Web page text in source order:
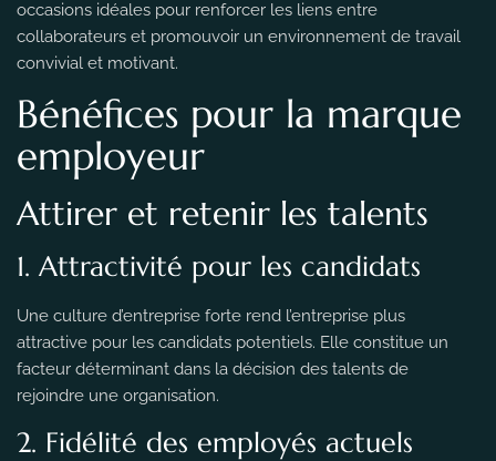
occasions idéales pour renforcer les liens entre
collaborateurs et promouvoir un environnement de travail
convivial et motivant.
Bénéfices pour la marque
employeur
Attirer et retenir les talents
1. Attractivité pour les candidats
Une culture d’entreprise forte rend l’entreprise plus
attractive pour les candidats potentiels. Elle constitue un
facteur déterminant dans la décision des talents de
rejoindre une organisation.
2. Fidélité des employés actuels